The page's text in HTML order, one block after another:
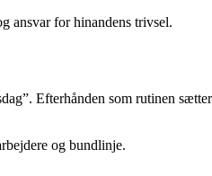
ansvar for hinandens trivsel.
Efterhånden som rutinen sætter
og bundlinje.